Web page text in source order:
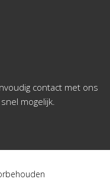
contact met ons
mogelijk.